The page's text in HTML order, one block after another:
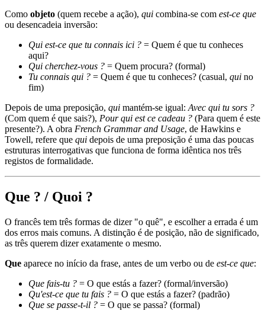
Como objeto (quem recebe a ação), qui combina-se com est-ce que
ou desencadeia inversão:
Qui est-ce que tu connais ici ? = Quem é que tu conheces
aqui?
Qui cherchez-vous ? = Quem procura? (formal)
Tu connais qui ? = Quem é que tu conheces? (casual, qui no
fim)
Depois de uma preposição, qui mantém-se igual: Avec qui tu sors ?
(Com quem é que sais?), Pour qui est ce cadeau ? (Para quem é este
presente?). A obra French Grammar and Usage, de Hawkins e
Towell, refere que qui depois de uma preposição é uma das poucas
estruturas interrogativas que funciona de forma idêntica nos três
registos de formalidade.
Que ? / Quoi ?
O francês tem três formas de dizer "o quê", e escolher a errada é um
dos erros mais comuns. A distinção é de posição, não de significado,
as três querem dizer exatamente o mesmo.
Que aparece no início da frase, antes de um verbo ou de est-ce que:
Que fais-tu ? = O que estás a fazer? (formal/inversão)
Qu'est-ce que tu fais ? = O que estás a fazer? (padrão)
Que se passe-t-il ? = O que se passa? (formal)